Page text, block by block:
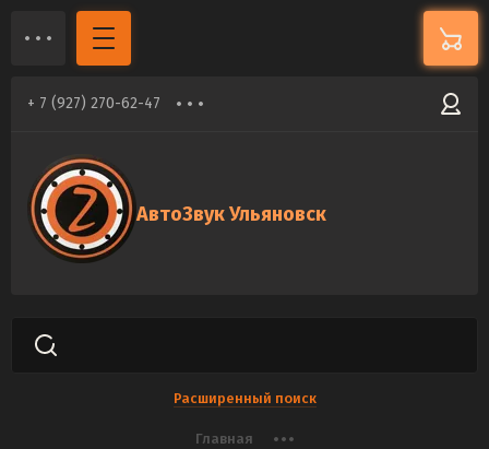
+ 7 (927) 270-62-47
АвтоЗвук Ульяновск
Расширенный поиск
Главная